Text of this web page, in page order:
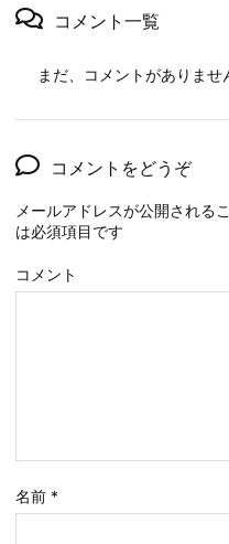
コメント一覧
まだ、コメントがありませ
コメントをどうぞ
メールアドレスが公開される
は必須項目です
コメント
名前 *